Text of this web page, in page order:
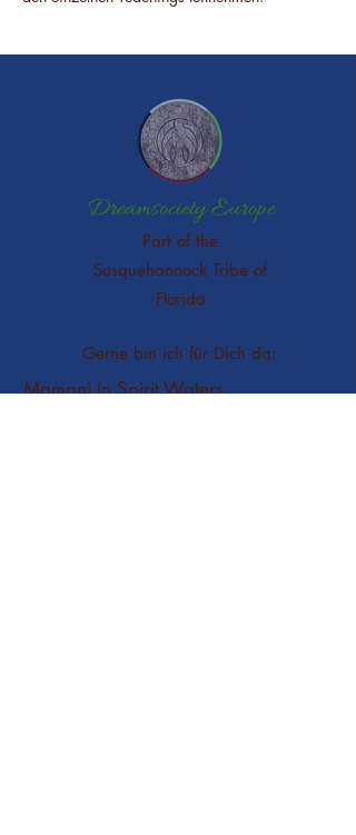
Dreamsociety Europe
Part of the
Susquehannock Tribe of
Florida
Gerne bin ich für Dich da:
Mamani In Spirit Waters